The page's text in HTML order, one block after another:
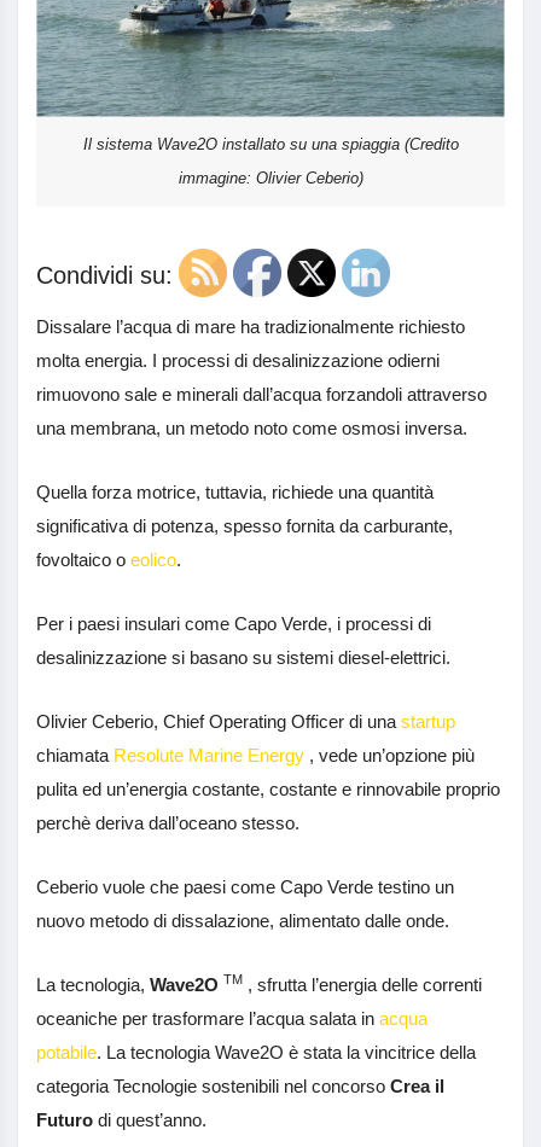
Il sistema Wave2O installato su una spiaggia (Credito
immagine: Olivier Ceberio)
Condividi su:
Dissalare l’acqua di mare ha tradizionalmente richiesto
molta energia. I processi di desalinizzazione odierni
rimuovono sale e minerali dall’acqua forzandoli attraverso
una membrana, un metodo noto come osmosi inversa.
Quella forza motrice, tuttavia, richiede una quantità
significativa di potenza, spesso fornita da carburante,
fovoltaico o eolico.
Per i paesi insulari come Capo Verde, i processi di
desalinizzazione si basano su sistemi diesel-elettrici.
Olivier Ceberio, Chief Operating Officer di una startup
chiamata Resolute Marine Energy , vede un’opzione più
pulita ed un’energia costante, costante e rinnovabile proprio
perchè deriva dall’oceano stesso.
Ceberio vuole che paesi come Capo Verde testino un
nuovo metodo di dissalazione, alimentato dalle onde.
La tecnologia, Wave2O TM , sfrutta l’energia delle correnti
oceaniche per trasformare l’acqua salata in acqua
potabile. La tecnologia Wave2O è stata la vincitrice della
categoria Tecnologie sostenibili nel concorso Crea il
Futuro di quest’anno.